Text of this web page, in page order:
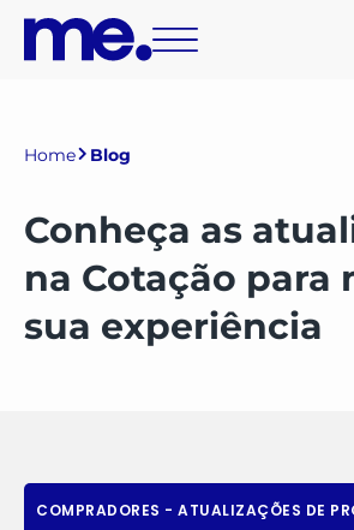
Home Blog
Conheça as
na Cotação para
sua experiência
COMPRADORES - ATUALIZAÇÕES DE